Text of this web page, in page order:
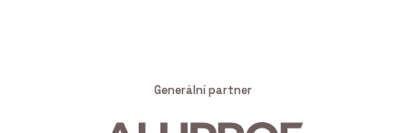
Generální partner